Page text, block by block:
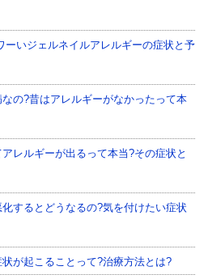
ーいジェルネイルアレルギーの症状と予
の?昔はアレルギーがなかったって本
レルギーが出るって本当?その症状と
するとどうなるの?気を付けたい症状
が起こることって?治療方法とは?